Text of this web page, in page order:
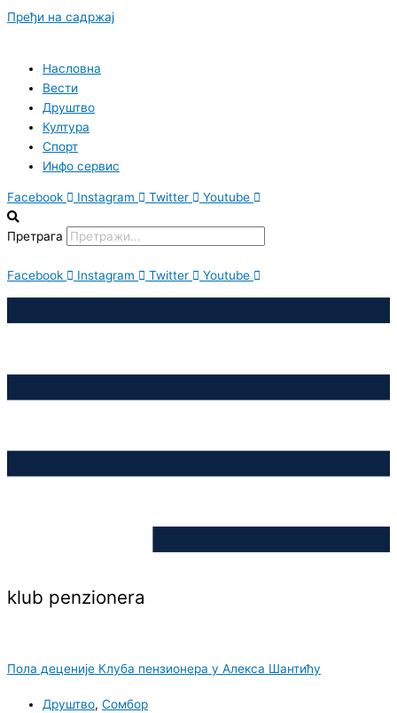
Пређи на садржај
Насловна
Вести
Друштво
Култура
Спорт
Инфо сервис
Facebook Instagram Twitter Youtube
Претрага
Facebook Instagram Twitter Youtube
klub penzionera
Пола деценије Клуба пензионера у Алекса Шантићу
Друштво, Сомбор